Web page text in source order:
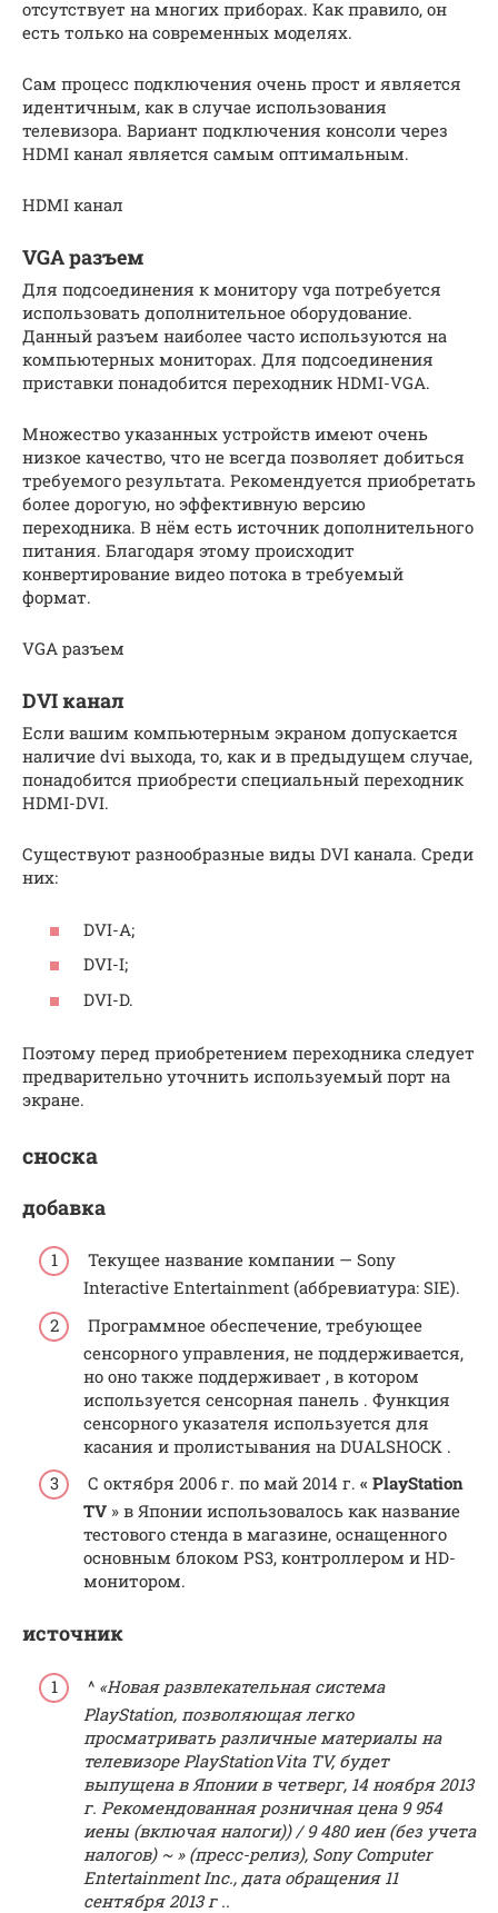
отсутствует на многих приборах. Как правило, он
есть только на современных моделях.
Сам процесс подключения очень прост и является
идентичным, как в случае использования
телевизора. Вариант подключения консоли через
HDMI канал является самым оптимальным.
НDMI канал
VGA разъем
Для подсоединения к монитору vga потребуется
использовать дополнительное оборудование.
Данный разъем наиболее часто используются на
компьютерных мониторах. Для подсоединения
приставки понадобится переходник HDMI-VGA.
Множество указанных устройств имеют очень
низкое качество, что не всегда позволяет добиться
требуемого результата. Рекомендуется приобретать
более дорогую, но эффективную версию
переходника. В нём есть источник дополнительного
питания. Благодаря этому происходит
конвертирование видео потока в требуемый
формат.
VGA разъем
DVI канал
Если вашим компьютерным экраном допускается
наличие dvi выхода, то, как и в предыдущем случае,
понадобится приобрести специальный переходник
HDMI-DVI.
Существуют разнообразные виды DVI канала. Среди
них:
DVI-A;
DVI-I;
DVI-D.
Поэтому перед приобретением переходника следует
предварительно уточнить используемый порт на
экране.
сноска
добавка
Текущее название компании — Sony
Interactive Entertainment (аббревиатура: SIE).
Программное обеспечение, требующее
сенсорного управления, не поддерживается,
но оно также поддерживает , в котором
используется сенсорная панель . Функция
сенсорного указателя используется для
касания и пролистывания на DUALSHOCK .
С октября 2006 г. по май 2014 г. « PlayStation
TV » в Японии использовалось как название
тестового стенда в магазине, оснащенного
основным блоком PS3, контроллером и HD-
монитором.
источник
^ «Новая развлекательная система
PlayStation, позволяющая легко
просматривать различные материалы на
телевизоре PlayStationVita TV, будет
выпущена в Японии в четверг, 14 ноября 2013
г. Рекомендованная розничная цена 9 954
иены (включая налоги)) / 9 480 иен (без учета
налогов) ~ »(пресс-релиз), Sony Computer
Entertainment Inc., дата обращения 11
сентября 2013 г..